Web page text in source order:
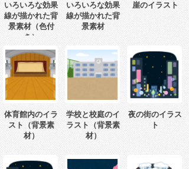
いろいろな効果
線が描かれた背
景素材（色付
き）
いろいろな効果
線が描かれた背
景素材
崖のイラスト
体育館内のイラ
スト（背景素
材）
学校と校庭のイ
ラスト（背景素
材）
夜の街のイラス
ト